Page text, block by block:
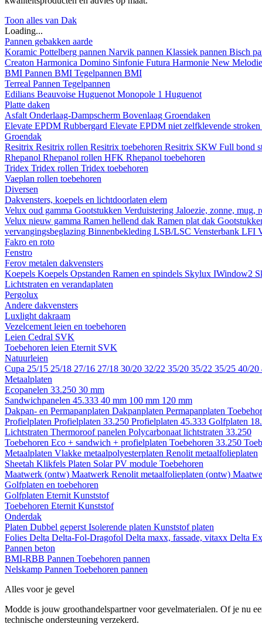
Toon alles van Dak
Loading...
Pannen gebakken aarde
Koramic Pottelberg pannen Narvik pannen Klassiek pannen Bisch
Creaton Harmonica Domino Sinfonie Futura Harmonie New Melodie
BMI Pannen BMI Tegelpannen BMI
Terreal Pannen Tegelpannen
Edilians Beauvoise Huguenot Monopole 1 Huguenot
Platte daken
Asfalt Onderlaag-Dampscherm Bovenlaag Groendaken
Elevate EPDM Rubbergard Elevate EPDM niet zelfklevende stroken
Groendak
Resitrix Resitrix rollen Resitrix toebehoren Resitrix SKW Full bond
Rhepanol Rhepanol rollen HFK Rhepanol toebehoren
Tridex Tridex rollen Tridex toebehoren
Vaeplan rollen toebehoren
Diversen
Dakvensters, koepels en lichtdoorlaten elem
Velux oud gamma Gootstukken Verduistering Jaloezie, zonne, mug,
Velux nieuw gamma Ramen hellend dak Ramen plat dak
vervangingsbeglazing Binnenbekleding LSB/LSC Vensterbank LFI
Fakro en roto
Fenstro
Ferov metalen dakvensters
Koepels Koepels Opstanden Ramen en spindels Skylux IWindow2
Lichtstraten en verandaplaten
Pergolux
Andere dakvensters
Luxlight dakraam
Vezelcement leien en toebehoren
Leien Cedral SVK
Toebehoren leien Eternit SVK
Natuurleien
Cupa 25/15 25/18 27/16 27/18 30/20 32/22 35/20 35/22 35/25 40/20
Metaalplaten
Ecopanelen 33.250 30 mm
Sandwichpanelen 45.333 40 mm 100 mm 120 mm
Dakpan- en Permapanplaten Dakpanplaten Permapanplaten
Profielplaten Profielplaten 33.250 Profielplaten 45.333 Golfplaten
Lichtstraten Thermoroof panelen Polycarbonaat lichtstraten 33.250
Toebehoren Eco + sandwich + profielplaten Toebehoren 33.250
Metaalplaten Vlakke metaalpolyesterplaten Renolit metaalfolieplaten
Sheetah Klikfels Platen Solar PV module Toebehoren
Maatwerk (ontw) Maatwerk Renolit metaalfolieplaten (ontw)
Golfplaten en toebehoren
Golfplaten Eternit Kunststof
Toebehoren Eternit Kunststof
Onderdak
Platen Dubbel geperst Isolerende platen Kunststof platen
Folies Delta Delta-Fol-Dragofol Delta maxx, fassade, vitaxx Delta
Pannen beton
BMI-RBB Pannen Toebehoren pannen
Nelskamp Pannen Toebehoren pannen
Alles voor je gevel
Modde is jouw groothandelspartner voor gevelmaterialen. Of je nu
technische ondersteuning verzekerd.